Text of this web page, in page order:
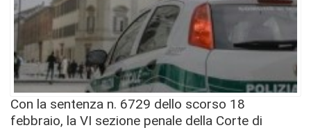
Con la sentenza n. 6729 dello scorso 18
febbraio, la VI sezione penale della Corte di